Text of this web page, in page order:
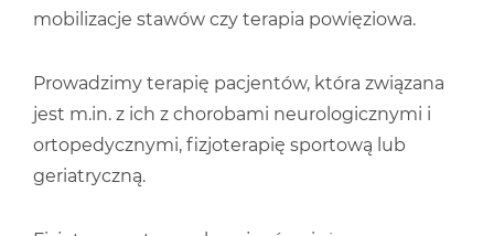
mobilizacje stawów czy terapia powięziowa.
Prowadzimy terapię pacjentów, która związana
jest m.in. z ich z chorobami neurologicznymi i
ortopedycznymi, fizjoterapię sportową lub
geriatryczną.